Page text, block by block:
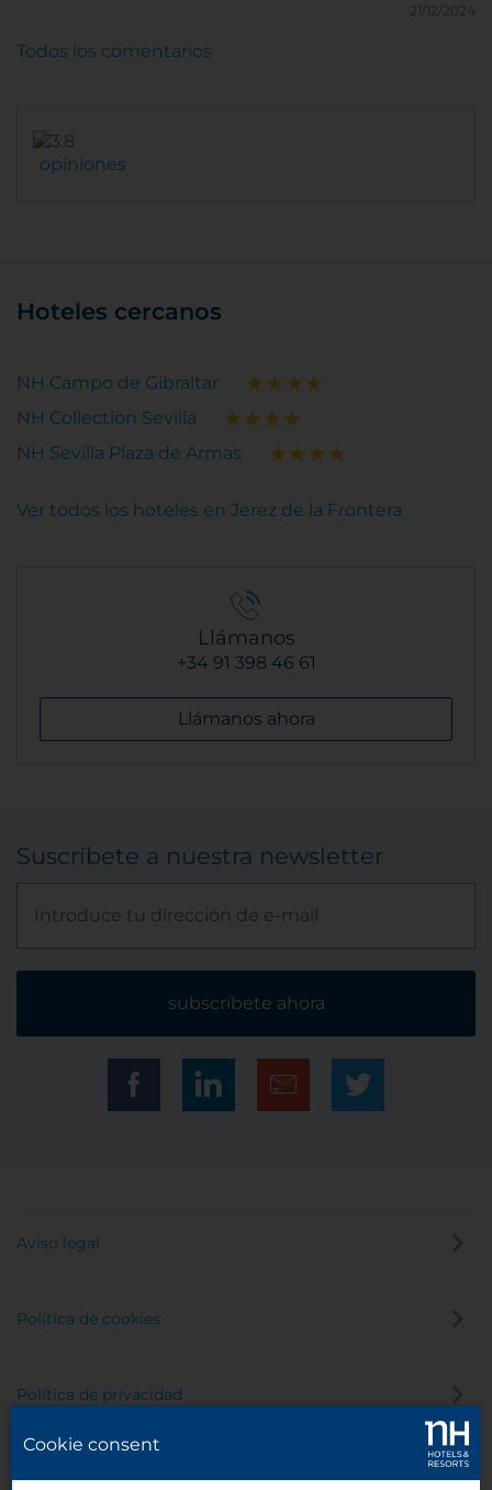
21/12/2024
opiniones
Todos los comentarios
Hoteles cercanos
NH Campo de Gibraltar
NH Collection Sevilla
NH Sevilla Plaza de Armas
Ver todos los hoteles en Jerez de la Frontera
Llámanos
+34 91 398 46 61
Llámanos ahora
Suscríbete a nuestra newsletter
subscríbete ahora
Aviso legal
Política de cookies
Política de privacidad
Cookie consent